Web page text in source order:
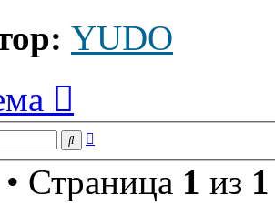
YUDO
Поиск
Страница 1 из 1